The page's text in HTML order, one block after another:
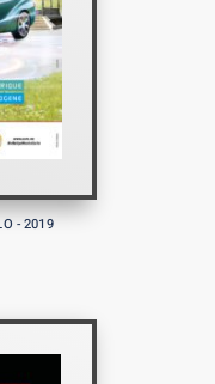
- 2019